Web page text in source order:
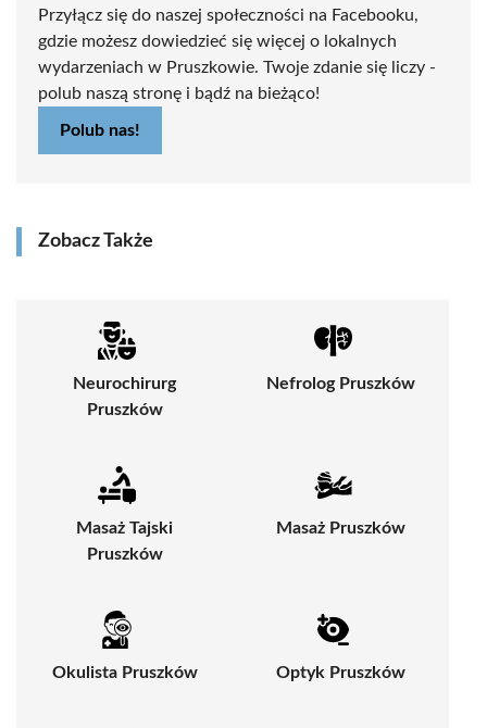
Przyłącz się do naszej społeczności na Facebooku,
gdzie możesz dowiedzieć się więcej o lokalnych
wydarzeniach w Pruszkowie. Twoje zdanie się liczy -
polub naszą stronę i bądź na bieżąco!
Polub nas!
Zobacz Także
Neurochirurg
Pruszków
Nefrolog Pruszków
Masaż Tajski
Pruszków
Masaż Pruszków
Okulista Pruszków Optyk Pruszków